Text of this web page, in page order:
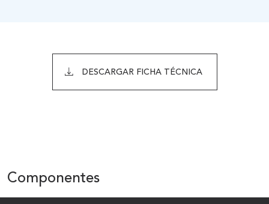
DESCARGAR FICHA TÉCNICA
Componentes